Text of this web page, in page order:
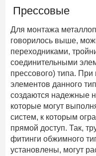
Прессовые
Для монтажа
говорилось выше,
переходниками,
соединительными
прессового) типа.
элементов данного
создаются надежные
которые могут
систем, к которым
прямой доступ. Так,
фитинги обжимного
установлены, могут